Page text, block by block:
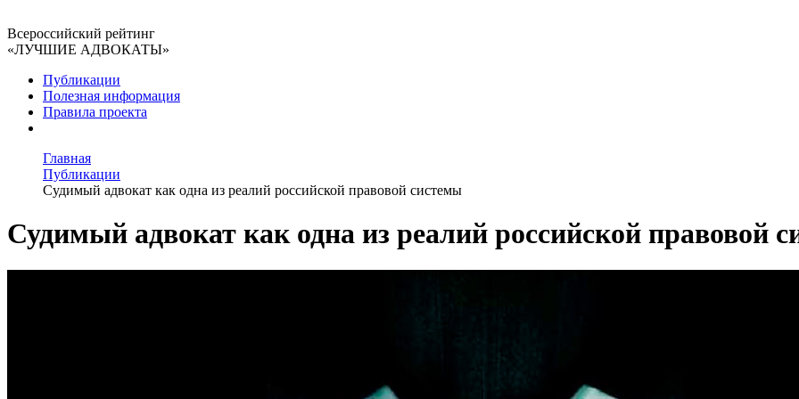
Всероссийский рейтинг
«ЛУЧШИЕ АДВОКАТЫ»
Публикации
Полезная информация
Правила проекта
Главная
Публикации
Судимый адвокат как одна из реалий российской правовой системы
Судимый адвокат как одна из реалий российской правовой